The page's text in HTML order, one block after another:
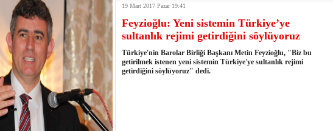
13:01 - Sekmen oyunu kullandı
12:46- Erzurum 2019 Yerel Seçim Seçim Sonuçları
11:33- Canan Uçar projelerini açıkladı
11:27- Uçar: Çılgın projem şehri Mehmet Sekmen'den kurtarmak!
11:02- AK Parti'de sıra belediye meclis üyesi adaylarında
10:54- CHP'nin İstanbul'da 11 ilçe adayı daha belli oldu
10:20- CHP'nin Ümraniye adayı Aykut Erdoğdu oldu
10:13 - Gürsel Tekin CHP'den istifa etti
13:42
- DEM Parti'de ön seçim tamamlandı: Erzurum'da 4 ilçede sandığa gidildi
19 Mart 2017 Pazar 19:41
Feyzioğlu: Yeni sistemin Türkiye’ye
sultanlık rejimi getirdiğini söylüyoruz
Türkiye'nin Barolar Birliği Başkanı Metin Feyzioğlu, "Biz bu
getirilmek istenen yeni sistemin Türkiye'ye sultanlık rejimi
getirdiğini söylüyoruz" dedi.